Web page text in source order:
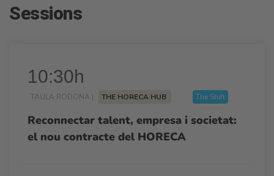
Sessions
10:30h
TAULA RODONA | THE HORECA HUB The Shift
Reconnectar talent, empresa i societat:
el nou contracte del HORECA